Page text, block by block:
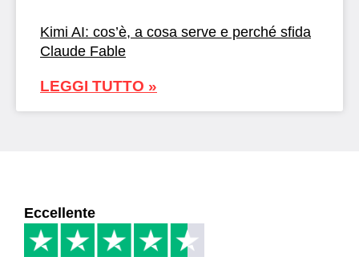
Kimi AI: cos’è, a cosa serve e perché sfida
Claude Fable
LEGGI TUTTO »
Eccellente